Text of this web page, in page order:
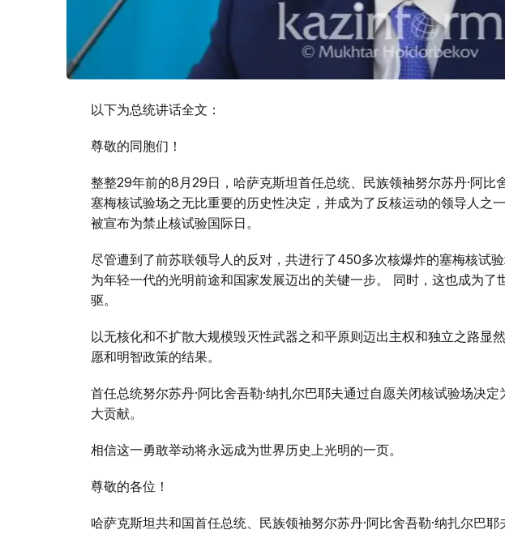
以下为总统讲话全文：
尊敬的同胞们！
整整29年前的8月29日，哈萨克斯坦首任总统、民族领袖努尔苏丹·阿比
塞梅核试验场之无比重要的历史性决定，并成为了反核运动的领导人之
被宣布为禁止核试验国际日。
尽管遭到了前苏联领导人的反对，共进行了450多次核爆炸的塞梅核试
为年轻一代的光明前途和国家发展迈出的关键一步。 同时，这也成为了
驱。
以无核化和不扩散大规模毁灭性武器之和平原则迈出主权和独立之路显
愿和明智政策的结果。
首任总统努尔苏丹·阿比舍吾勒·纳扎尔巴耶夫通过自愿关闭核试验场决
大贡献。
相信这一勇敢举动将永远成为世界历史上光明的一页。
尊敬的各位！
哈萨克斯坦共和国首任总统、民族领袖努尔苏丹·阿比舍吾勒·纳扎尔巴